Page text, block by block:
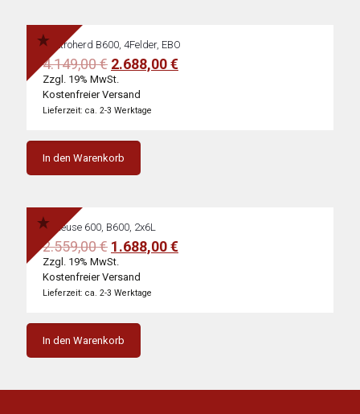
Elektroherd B600, 4Felder, EBO
4.149,00€ Ursprünglicher
Preis
war:
4.149,00 €
2.688,00€Aktueller
Zzgl. 19% MwSt.
Kostenfreier Versand
Lieferzeit: ca. 2-3 Werktage
In den Warenkorb
Fritteuse 600, B600, 2x6L
2.559,00€ Ursprünglicher
Preis
war:
2.559,00 €
1.688,00€Aktueller
Zzgl. 19% MwSt.
Kostenfreier Versand
Lieferzeit: ca. 2-3 Werktage
In den Warenkorb